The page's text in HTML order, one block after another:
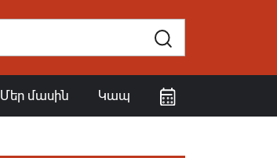
Մեր մասին Կապ